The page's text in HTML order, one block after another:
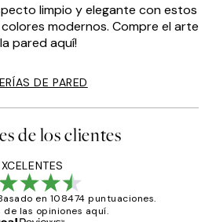
limpio y elegante con estos
modernos. Compre el arte
pared aquí!
DE PARED
de los clientes
en 108474 puntuaciones.
de las opiniones aquí.